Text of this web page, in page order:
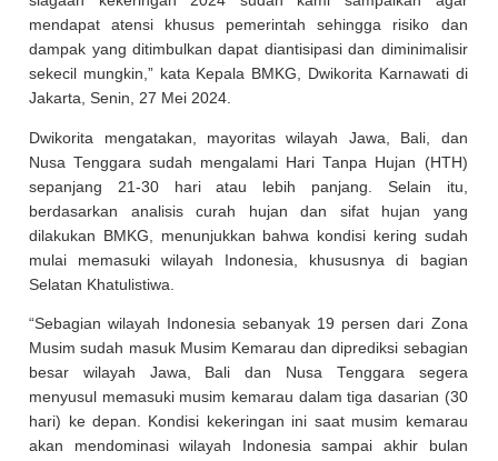
mendapat atensi khusus pemerintah sehingga risiko dan
dampak yang ditimbulkan dapat diantisipasi dan diminimalisir
sekecil mungkin,” kata Kepala BMKG, Dwikorita Karnawati di
Jakarta, Senin, 27 Mei 2024.
Dwikorita mengatakan, mayoritas wilayah Jawa, Bali, dan
Nusa Tenggara sudah mengalami Hari Tanpa Hujan (HTH)
sepanjang 21-30 hari atau lebih panjang. Selain itu,
berdasarkan analisis curah hujan dan sifat hujan yang
dilakukan BMKG, menunjukkan bahwa kondisi kering sudah
mulai memasuki wilayah Indonesia, khususnya di bagian
Selatan Khatulistiwa.
“Sebagian wilayah Indonesia sebanyak 19 persen dari Zona
Musim sudah masuk Musim Kemarau dan diprediksi sebagian
besar wilayah Jawa, Bali dan Nusa Tenggara segera
menyusul memasuki musim kemarau dalam tiga dasarian (30
hari) ke depan. Kondisi kekeringan ini saat musim kemarau
akan mendominasi wilayah Indonesia sampai akhir bulan